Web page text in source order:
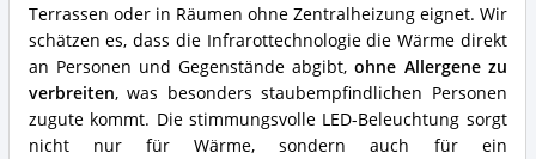
Terrassen oder in Räumen ohne Zentralheizung eignet. Wir
schätzen es, dass die Infrarottechnologie die Wärme direkt
an Personen und Gegenstände abgibt,ohne Allergene zu
verbreiten, was besonders staubempfindlichen Personen
zugute kommt. Die stimmungsvolle LED-Beleuchtung sorgt
nicht nur für Wärme, sondern auch für ein